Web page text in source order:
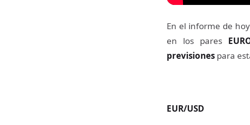
En el informe de
en los pares
previsiones para
EUR/USD